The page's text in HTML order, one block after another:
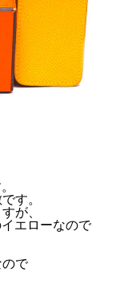
す。
が、
エローなので
で